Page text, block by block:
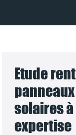
Etude
panneaux
solaires
expertise